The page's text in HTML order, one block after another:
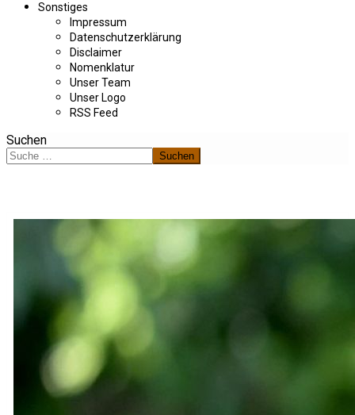
Sonstiges
Impressum
Datenschutzerklärung
Disclaimer
Nomenklatur
Unser Team
Unser Logo
RSS Feed
Suchen
Suchen